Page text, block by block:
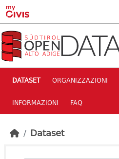
Skip to main content
DATASET ORGANIZZAZIONI
INFORMAZIONI FAQ
Dataset